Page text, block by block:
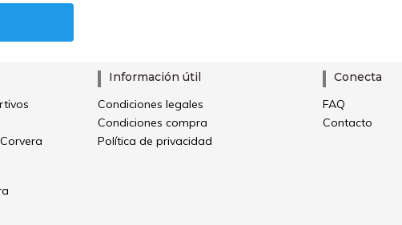
Información útil
Condiciones legales
Condiciones compra
Política de privacidad
Conecta
FAQ
Contacto